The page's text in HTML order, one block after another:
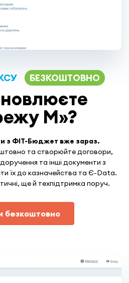
БЕЗКОШТОВНО
М»?
з ФІТ-Бюджет вже зараз.
та створюйте договори,
та інші документи з
їх до казначейства та Є-Data.
ще й техпідтримка поруч.
безкоштовно